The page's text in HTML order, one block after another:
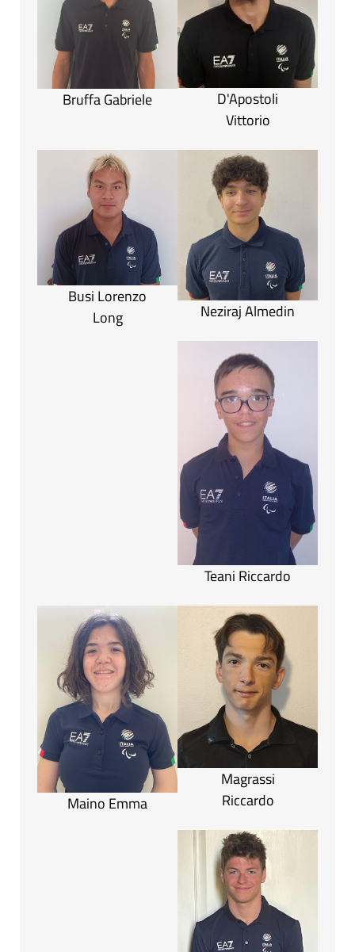
Bruffa Gabriele
D'Apostoli
Vittorio
Busi Lorenzo
Long
Neziraj Almedin
Teani Riccardo
Maino Emma
Magrassi
Riccardo